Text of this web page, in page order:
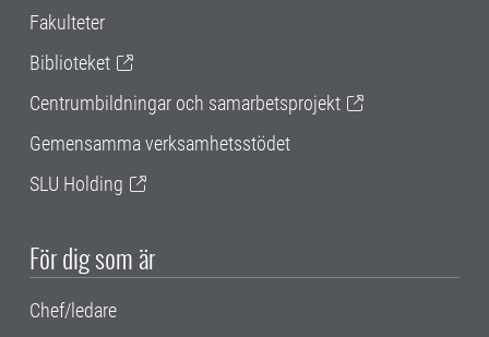
Fakulteter
Biblioteket
Centrumbildningar och samarbetsprojekt
Gemensamma verksamhetsstödet
SLU Holding
För dig som är
Chef/ledare